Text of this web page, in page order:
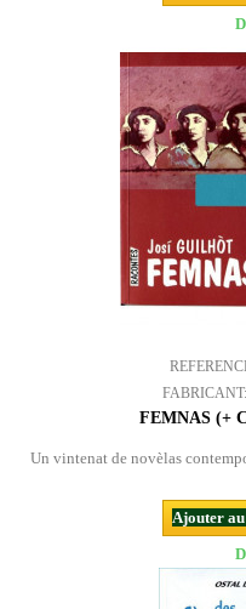
FABRICANT:
FEMNAS (+
Un vintenat de novèlas
Ajouter